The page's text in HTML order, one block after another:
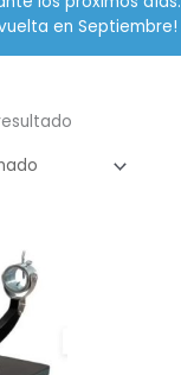
en Septiembre!